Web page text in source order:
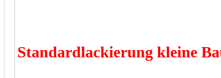
Standardlackierung kleine